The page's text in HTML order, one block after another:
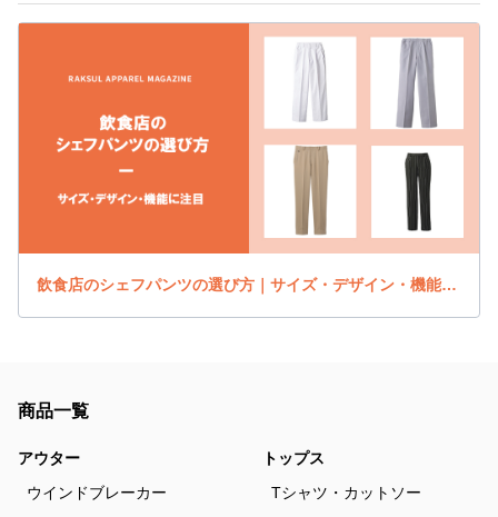
飲食店のシェフパンツの選び方｜サイズ・デザイン・機能に注目
商品一覧
アウター
ウインドブレーカー
トップス
Tシャツ・カットソー